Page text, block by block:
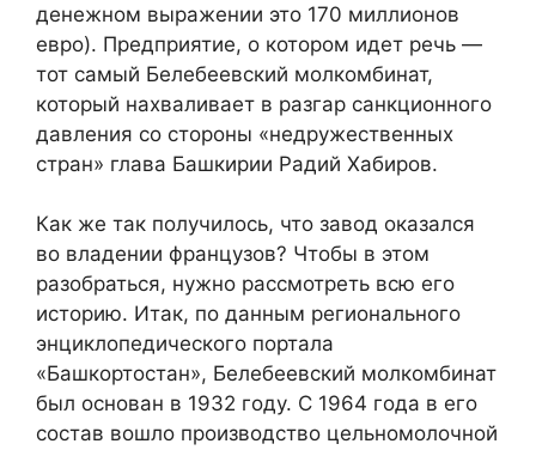
денежном выражении это 170 миллионов
евро). Предприятие, о котором идет речь —
тот самый Белебеевский молкомбинат,
который нахваливает в разгар санкционного
давления со стороны «недружественных
стран» глава Башкирии Радий Хабиров.
Как же так получилось, что завод оказался
во владении французов? Чтобы в этом
разобраться, нужно рассмотреть всю его
историю. Итак, по данным регионального
энциклопедического портала
«Башкортостан», Белебеевский молкомбинат
был основан в 1932 году. С 1964 года в его
состав вошло производство цельномолочной